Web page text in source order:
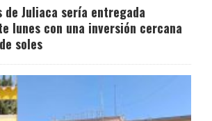
de Juliaca sería entregada
lunes con una inversión cercana
soles